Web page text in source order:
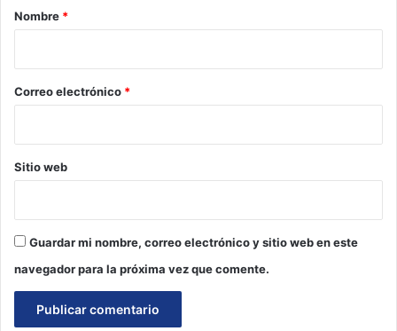
r
*
Nombre *
Correo electrónico *
Sitio web
Guardar mi nombre, correo electrónico y sitio web en este
navegador para la próxima vez que comente.